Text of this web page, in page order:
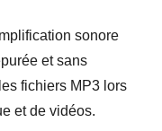
sonore
et sans
fichiers MP3 lors
et de vidéos.